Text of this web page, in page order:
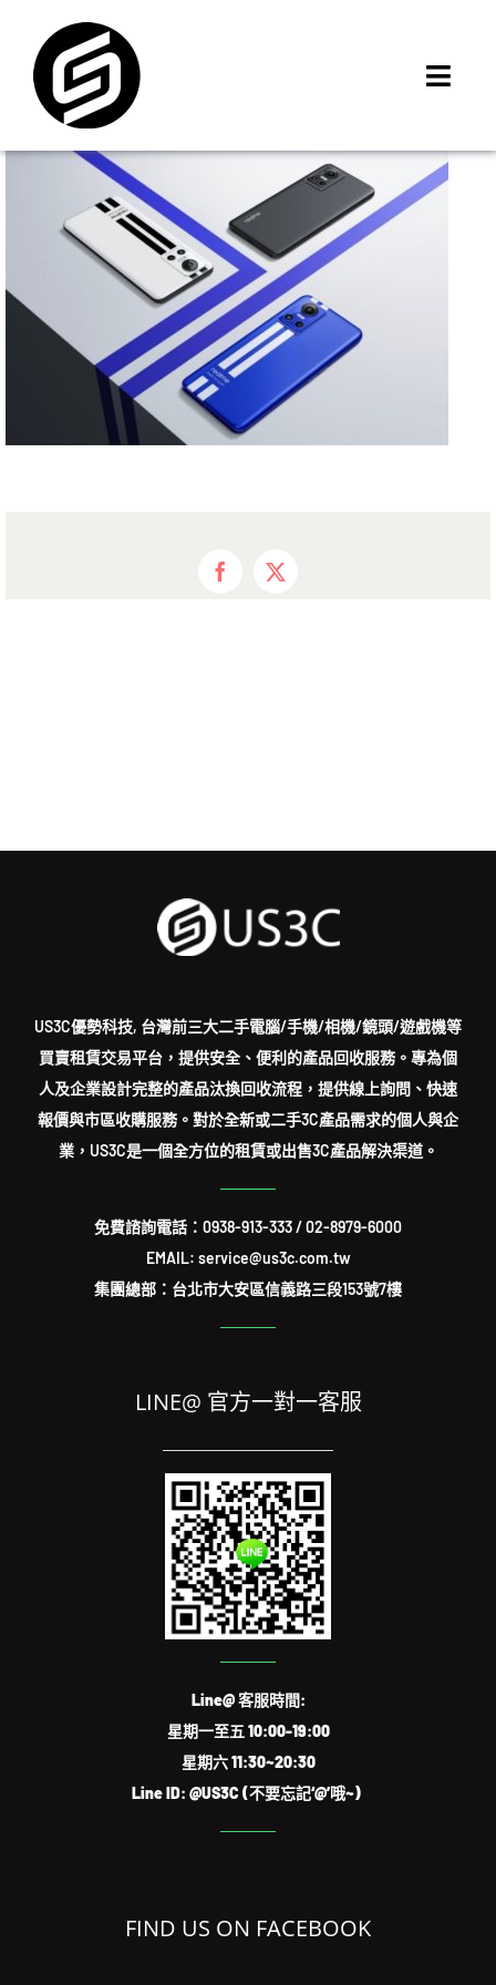
content
iMCheck APP
iPhone 回收價
線上商城
3C租賃
MSI 舊換新
Facebook
X
US3C優勢科技, 台灣前三大二手電腦/手機/相機/鏡頭/遊戲機等
買賣租賃交易平台，提供安全、便利的產品回收服務。專為個
人及企業設計完整的產品汰換回收流程，提供線上詢問、快速
報價與市區收購服務。對於全新或二手3C產品需求的個人與企
業，US3C是一個全方位的租賃或出售3C產品解決渠道。
免費諮詢電話： 0938-913-333/02-8979-6000
EMAIL: service@us3c.com.tw
集團總部：台北市大安區信義路三段153號7樓
LINE@ 官方一對一客服
Line@ 客服時間:
星期一至五 10:00-19:00
星期六 11:30~20:30
Line ID: @US3C (不要忘記‘@’哦~)
FIND US ON FACEBOOK